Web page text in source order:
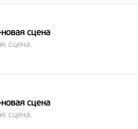
сцена
сцена.
сцена
сцена.